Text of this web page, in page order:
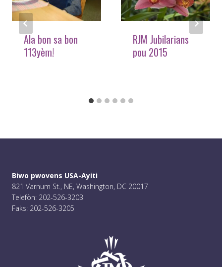
Ala bon sa bon
113yèm!
RJM Jubilarians
pou 2015
Biwo pwovens USA-Ayiti
821 Varnum St., NE, Washington, DC 20017
Telefòn: 202-526-3203
Faks: 202-526-3205